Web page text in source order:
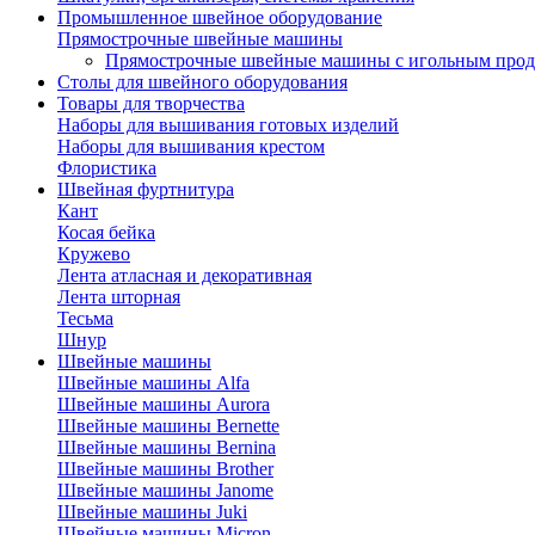
Промышленное швейное оборудование
Прямострочные швейные машины
Прямострочные швейные машины с игольным
Столы для швейного оборудования
Товары для творчества
Наборы для вышивания готовых изделий
Наборы для вышивания крестом
Флористика
Швейная фуртнитура
Кант
Косая бейка
Кружево
Лента aтласная и декоративная
Лента шторная
Тесьма
Шнур
Швейные машины
Швейные машины Alfa
Швейные машины Aurora
Швейные машины Bernette
Швейные машины Bernina
Швейные машины Brother
Швейные машины Janome
Швейные машины Juki